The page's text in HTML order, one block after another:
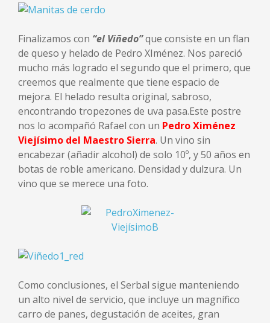
Finalizamos con “el Viñedo”que consiste en un flan
de queso y helado de Pedro XIménez. Nos pareció
mucho más logrado el segundo que el primero, que
creemos que realmente que tiene espacio de
mejora. El helado resulta original, sabroso,
encontrando tropezones de uva pasa.Este postre
nos lo acompañó Rafael con un Pedro Ximénez
Viejísimo del Maestro Sierra. Un vino sin
encabezar (añadir alcohol) de solo 10º, y 50 años en
botas de roble americano. Densidad y dulzura. Un
vino que se merece una foto.
Como conclusiones, el Serbal sigue manteniendo
un alto nivel de servicio, que incluye un magnífico
carro de panes, degustación de aceites, gran